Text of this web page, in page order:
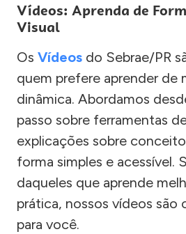
Vídeos: Aprenda de
Visual
Os Vídeos do Sebrae/PR
quem prefere aprender de
dinâmica. Abordamos
passo sobre ferramentas
explicações sobre
forma simples e acessível.
daqueles que aprende
prática, nossos vídeos são
para você.